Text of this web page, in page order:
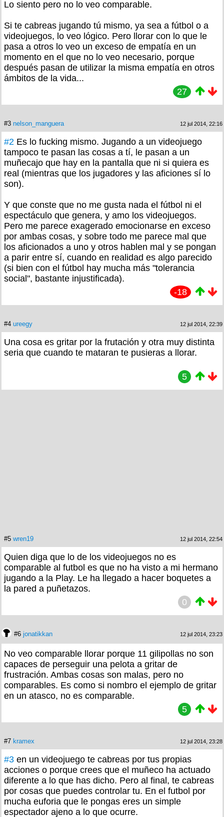
Lo siento pero no lo veo comparable.
Si te cabreas jugando tú mismo, ya sea a fútbol o a
videojuegos, lo veo lógico. Pero llorar con lo que le
pasa a otros lo veo un exceso de empatía en un
momento en el que no lo veo necesario, porque
después pasan de utilizar la misma empatía en otros
ámbitos de la vida...
27
#3 nelson_manguera 12 jul 2014, 22:16
#2 Es lo fucking mismo. Jugando a un videojuego
tampoco te pasan las cosas a tí, le pasan a un
muñecajo que hay en la pantalla que ni si quiera es
real (mientras que los jugadores y las aficiones sí lo
son).
Y que conste que no me gusta nada el fútbol ni el
espectáculo que genera, y amo los videojuegos.
Pero me parece exagerado emocionarse en exceso
por ambas cosas, y sobre todo me parece mal que
los aficionados a uno y otros hablen mal y se pongan
a parir entre sí, cuando en realidad es algo parecido
(si bien con el fútbol hay mucha más "tolerancia
social", bastante injustificada).
-18
#4 ureegy 12 jul 2014, 22:39
Una cosa es gritar por la frutación y otra muy distinta
seria que cuando te mataran te pusieras a llorar.
5
#5 wren19 12 jul 2014, 22:54
Quien diga que lo de los videojuegos no es
comparable al futbol es que no ha visto a mi hermano
jugando a la Play. Le ha llegado a hacer boquetes a
la pared a puñetazos.
0
#6 jonatikkan 12 jul 2014, 23:23
No veo comparable llorar porque 11 gilipollas no son
capaces de perseguir una pelota a gritar de
frustración. Ambas cosas son malas, pero no
comparables. Es como si nombro el ejemplo de gritar
en un atasco, no es comparable.
5
#7 kramex 12 jul 2014, 23:28
#3 en un videojuego te cabreas por tus propias
acciones o porque crees que el muñeco ha actuado
diferente a lo que has dicho. Pero al final, te cabreas
por cosas que puedes controlar tu. En el futbol por
mucha euforia que le pongas eres un simple
espectador ajeno a lo que ocurre.